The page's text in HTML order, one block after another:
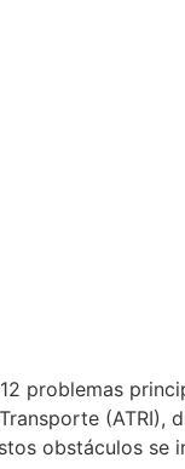
problemas
(ATRI),
obstáculos se